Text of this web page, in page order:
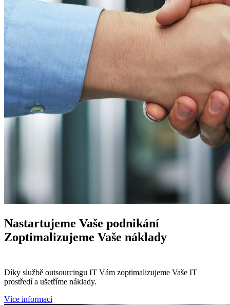
Nastartujeme Vaše podnikání
Zoptimalizujeme Vaše náklady
Díky službě outsourcingu IT Vám zoptimalizujeme Vaše IT
prostředí a ušetříme náklady.
Více informací